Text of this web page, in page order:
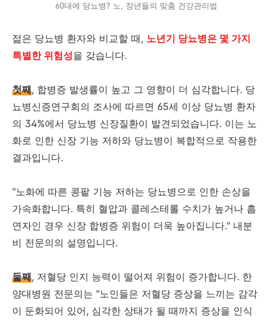
60대에 당뇨병? 노, 장년들의 맞춤 건강관리법
젊은 당뇨병 환자와 비교할 때, 노년기 당뇨병은 몇 가지
특별한 위험성을 갖습니다.
첫째, 합병증 발생률이 높고 그 영향이 더 심각합니다. 당
뇨병신증연구회의 조사에 따르면 65세 이상 당뇨병 환자
의 34%에서 당뇨병 신장질환이 발견되었습니다. 이는 노
화로 인한 신장 기능 저하와 당뇨병이 복합적으로 작용한
결과입니다.
"노화에 따른 콩팥 기능 저하는 당뇨병으로 인한 손상을
가속화합니다. 특히 혈압과 콜레스테롤 수치가 높거나 흡
연자인 경우 신장 합병증 위험이 더욱 높아집니다." 내분
비 전문의의 설명입니다.
둘째, 저혈당 인지 능력이 떨어져 위험이 증가합니다. 한
양대병원 전문의는 "노인들은 저혈당 증상을 느끼는 감각
이 둔화되어 있어, 심각한 상태가 될 때까지 증상을 인식